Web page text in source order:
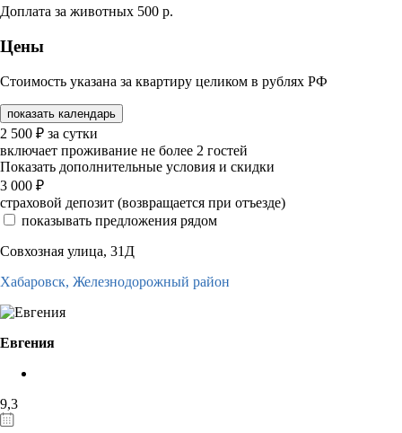
Доплата за животных 500 р.
Цены
Стоимость указана за квартиру целиком в рублях РФ
показать календарь
2 500 ₽ за сутки
включает проживание не более 2 гостей
Показать дополнительные условия и скидки
3 000 ₽
страховой депозит (возвращается при отъезде)
показывать предложения рядом
Совхозная улица, 31Д
Хабаровск, Железнодорожный район
Евгения
9,3